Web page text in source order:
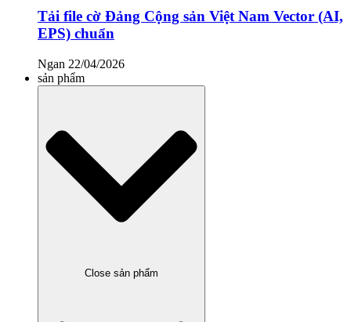
Tải file cờ Đảng Cộng sản Việt Nam Vector (AI,
EPS) chuẩn
Ngan 22/04/2026
sản phẩm
Close sản phẩm